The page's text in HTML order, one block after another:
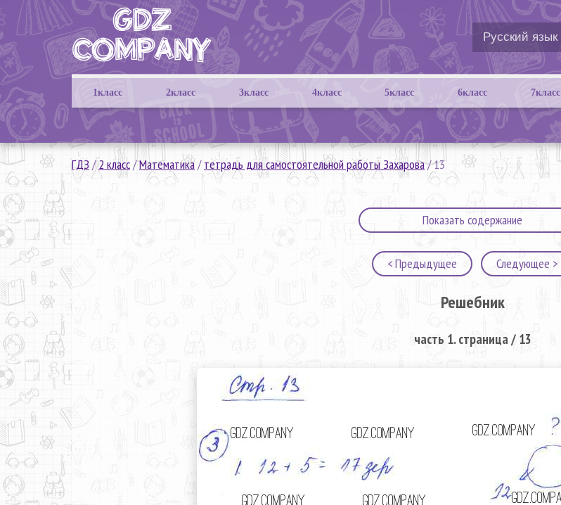
1класс 2класс 3класс 4класс 5класс 6класс 7класс
ГДЗ /2 класс/Математика/тетрадь для самостоятельной работы Захарова/13
Показать содержание
< Предыдущее Следующее >
Решебник
часть 1. страница / 13